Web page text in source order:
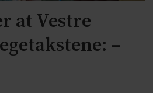
at Vestre
–